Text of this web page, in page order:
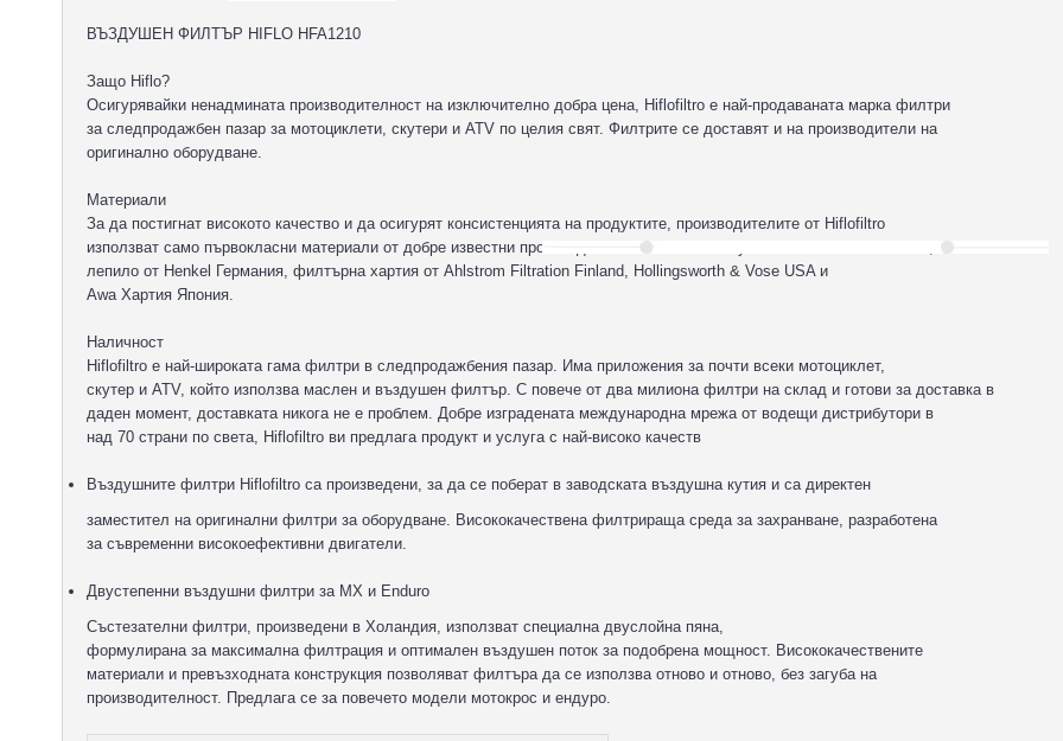
ВЪЗДУШЕН ФИЛТЪР HIFLO HFA1210
Защо Hiflo?
Осигурявайки ненадмината производителност на изключително добра цена, Hiflofiltro е най-продаваната марка филтри
за следпродажбен пазар за мотоциклети, скутери и ATV по целия свят. Филтрите се доставят и на производители на
оригинално оборудване.
Материали
За да постигнат високото качество и да осигурят консистенцията на продуктите, производителите от Hiflofiltro
използват само първокласни материали от добре известни производители: стомана от Toyota Tsusho и NKK Япония,
лепило от Henkel Германия, филтърна хартия от Ahlstrom Filtration Finland, Hollingsworth & Vose USA и
Awa Хартия Япония.
Наличност
Hiflofiltro е най-широката гама филтри в следпродажбения пазар. Има приложения за почти всеки мотоциклет,
скутер и ATV, който използва маслен и въздушен филтър. С повече от два милиона филтри на склад и готови за доставка в
даден момент, доставката никога не е проблем. Добре изградената международна мрежа от водещи дистрибутори в
над 70 страни по света, Hiflofiltro ви предлага продукт и услуга с най-високо качеств
Въздушните филтри Hiflofiltro са произведени, за да се поберат в заводската въздушна кутия и са директен
заместител на оригинални филтри за оборудване. Висококачествена филтрираща среда за захранване, разработена
за съвременни високоефективни двигатели.
Двустепенни въздушни филтри за MX и Enduro
Състезателни филтри, произведени в Холандия, използват специална двуслойна пяна,
формулирана за максимална филтрация и оптимален въздушен поток за подобрена мощност. Висококачествените
материали и превъзходната конструкция позволяват филтъра да се използва отново и отново, без загуба на
производителност. Предлага се за повечето модели мотокрос и ендуро.